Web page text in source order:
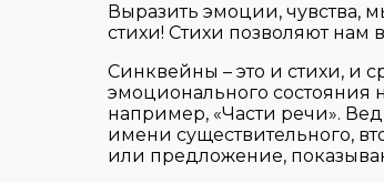
Выразить эмоции, чувства,
стихи! Стихи позволяют нам
Синквейны – это и стихи, и
эмоционального состояния
например, «Части речи».
имени существительного,
или предложение,